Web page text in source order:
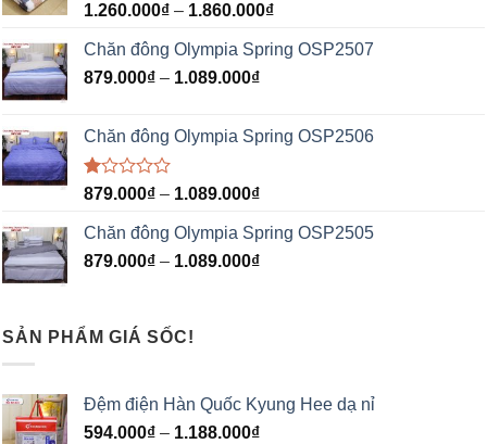
1.260.000₫ – 1.860.000₫
Chăn đông Olympia Spring OSP2507
879.000₫ – 1.089.000₫
Chăn đông Olympia Spring OSP2506
Được
hạng
1.00
5
879.000₫ – 1.089.000₫
Chăn đông Olympia Spring OSP2505
879.000₫ – 1.089.000₫
SẢN PHẨM GIÁ SỐC!
Đệm điện Hàn Quốc Kyung Hee dạ nỉ
594.000₫ – 1.188.000₫